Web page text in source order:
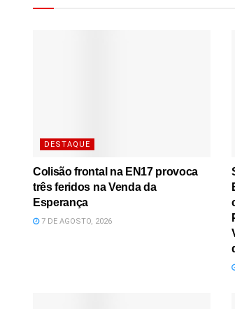
DESTAQUE
Colisão frontal na EN17 provoca
três feridos na Venda da
Esperança
7 DE AGOSTO, 2026